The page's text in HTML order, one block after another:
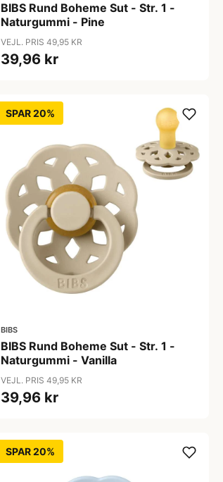
BIBS Rund Boheme Sut - Str. 1 -
Naturgummi - Pine
VEJL. PRIS 49,95 KR
39,96 kr
SPAR 20%
BIBS
BIBS Rund Boheme Sut - Str. 1 -
Naturgummi - Vanilla
VEJL. PRIS 49,95 KR
39,96 kr
SPAR 20%